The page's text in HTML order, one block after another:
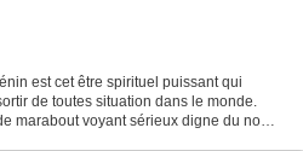
est cet être spirituel puissant qui
de toutes situation dans le monde.
marabout voyant sérieux digne du nom